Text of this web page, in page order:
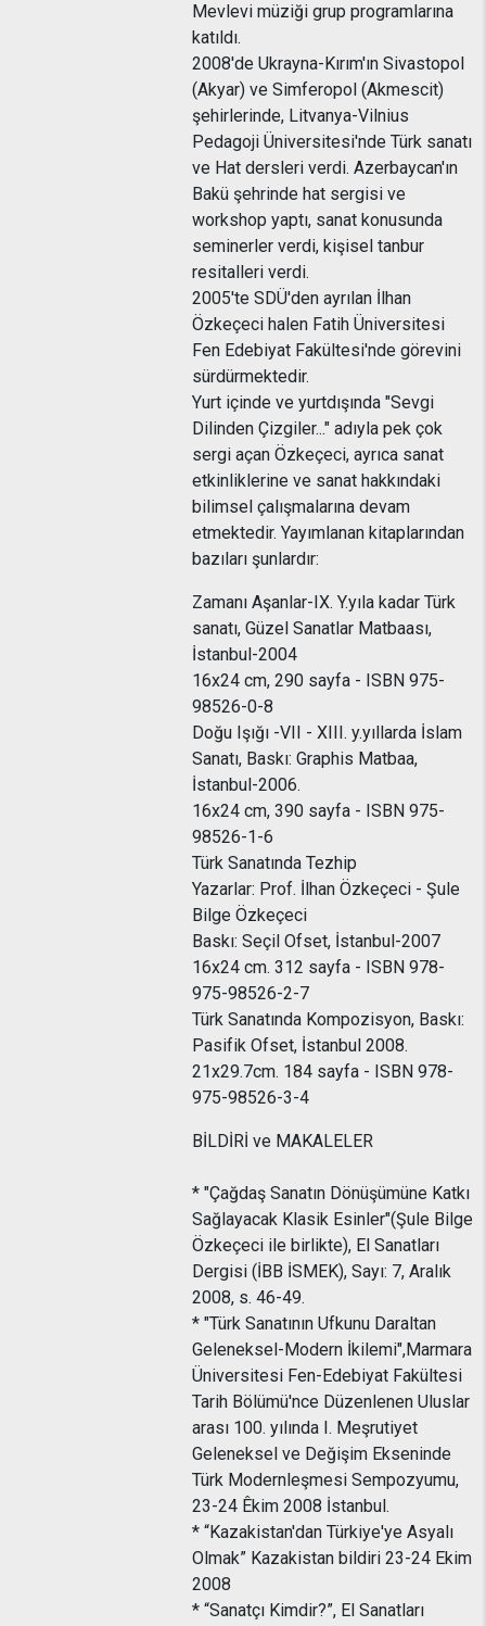
Mevlevi müziği grup programlarına
katıldı.
2008'de Ukrayna-Kırım'ın Sivastopol
(Akyar) ve Simferopol (Akmescit)
şehirlerinde, Litvanya-Vilnius
Pedagoji Üniversitesi'nde Türk sanatı
ve Hat dersleri verdi. Azerbaycan'ın
Bakü şehrinde hat sergisi ve
workshop yaptı, sanat konusunda
seminerler verdi, kişisel tanbur
resitalleri verdi.
2005'te SDÜ'den ayrılan İlhan
Özkeçeci halen Fatih Üniversitesi
Fen Edebiyat Fakültesi'nde görevini
sürdürmektedir.
Yurt içinde ve yurtdışında "Sevgi
Dilinden Çizgiler..." adıyla pek çok
sergi açan Özkeçeci, ayrıca sanat
etkinliklerine ve sanat hakkındaki
bilimsel çalışmalarına devam
etmektedir. Yayımlanan kitaplarından
bazıları şunlardır:
Zamanı Aşanlar-IX. Y.yıla kadar Türk
sanatı, Güzel Sanatlar Matbaası,
İstanbul-2004
16x24 cm, 290 sayfa - ISBN 975-
98526-0-8
Doğu Işığı -VII - XIII. y.yıllarda İslam
Sanatı, Baskı: Graphis Matbaa,
İstanbul-2006.
16x24 cm, 390 sayfa - ISBN 975-
98526-1-6
Türk Sanatında Tezhip
Yazarlar: Prof. İlhan Özkeçeci - Şule
Bilge Özkeçeci
Baskı: Seçil Ofset, İstanbul-2007
16x24 cm. 312 sayfa - ISBN 978-
975-98526-2-7
Türk Sanatında Kompozisyon, Baskı:
Pasifik Ofset, İstanbul 2008.
21x29.7cm. 184 sayfa - ISBN 978-
975-98526-3-4
BİLDİRİ ve MAKALELER
* "Çağdaş Sanatın Dönüşümüne Katkı
Sağlayacak Klasik Esinler"(Şule Bilge
Özkeçeci ile birlikte), El Sanatları
Dergisi (İBB İSMEK), Sayı: 7, Aralık
2008, s. 46-49.
* "Türk Sanatının Ufkunu Daraltan
Geleneksel-Modern İkilemi",Marmara
Üniversitesi Fen-Edebiyat Fakültesi
Tarih Bölümü'nce Düzenlenen Uluslar
arası 100. yılında I. Meşrutiyet
Geleneksel ve Değişim Ekseninde
Türk Modernleşmesi Sempozyumu,
23-24 Êkim 2008 İstanbul.
* “Kazakistan'dan Türkiye'ye Asyalı
Olmak” Kazakistan bildiri 23-24 Ekim
2008
* “Sanatçı Kimdir?”, El Sanatları